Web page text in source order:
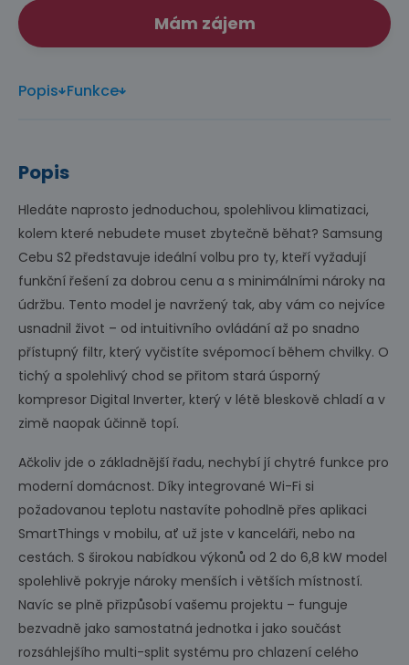
Popis Funkce
Popis
Hledáte naprosto jednoduchou, spolehlivou klimatizaci,
kolem které nebudete muset zbytečně běhat? Samsung
Cebu S2 představuje ideální volbu pro ty, kteří vyžadují
funkční řešení za dobrou cenu a s minimálními nároky na
údržbu. Tento model je navržený tak, aby vám co nejvíce
usnadnil život – od intuitivního ovládání až po snadno
přístupný filtr, který vyčistíte svépomocí během chvilky. O
tichý a spolehlivý chod se přitom stará úsporný
kompresor Digital Inverter, který v létě bleskově chladí a v
zimě naopak účinně topí.
Ačkoliv jde o základnější řadu, nechybí jí chytré funkce pro
moderní domácnost. Díky integrované Wi-Fi si
požadovanou teplotu nastavíte pohodlně přes aplikaci
SmartThings v mobilu, ať už jste v kanceláři, nebo na
cestách. S širokou nabídkou výkonů od 2 do 6,8 kW model
spolehlivě pokryje nároky menších i větších místností.
Navíc se plně přizpůsobí vašemu projektu – funguje
bezvadně jako samostatná jednotka i jako součást
rozsáhlejšího multi-split systému pro chlazení celého
Mám zájem